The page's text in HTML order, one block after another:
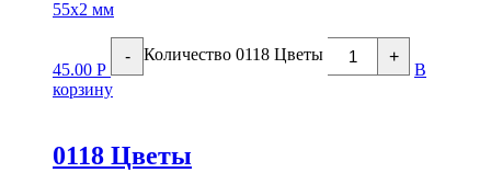
55х2 мм
45.00 Р
- Количество 0118 Цветы +
В
корзину
0118 Цветы